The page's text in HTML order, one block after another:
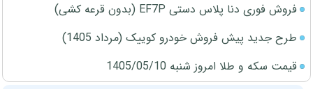
فروش فوری دنا پلاس دستی EF7P (بدون قرعه کشی)
طرح جدید پیش فروش خودرو کوییک (مرداد 1405)
قیمت سکه و طلا امروز شنبه 1405/05/10